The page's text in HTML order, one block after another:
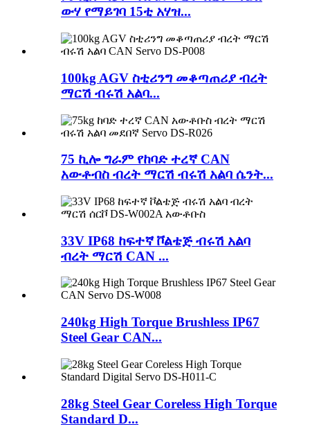
ውሃ የማይገባ 15ቲ አሃዝ...
100kg AGV ስቲሪንግ መቆጣጠሪያ ብረት
ማርሽ ብሩሽ አልባ...
75 ኪሎ ግራም የከባድ ተረኛ CAN
አውቶብስ ብረት ማርሽ ብሩሽ አልባ ሴንት...
33V IP68 ከፍተኛ ቮልቴጅ ብሩሽ አልባ
ብረት ማርሽ CAN ...
240kg High Torque Brushless IP67
Steel Gear CAN...
28kg Steel Gear Coreless High Torque
Standard D...